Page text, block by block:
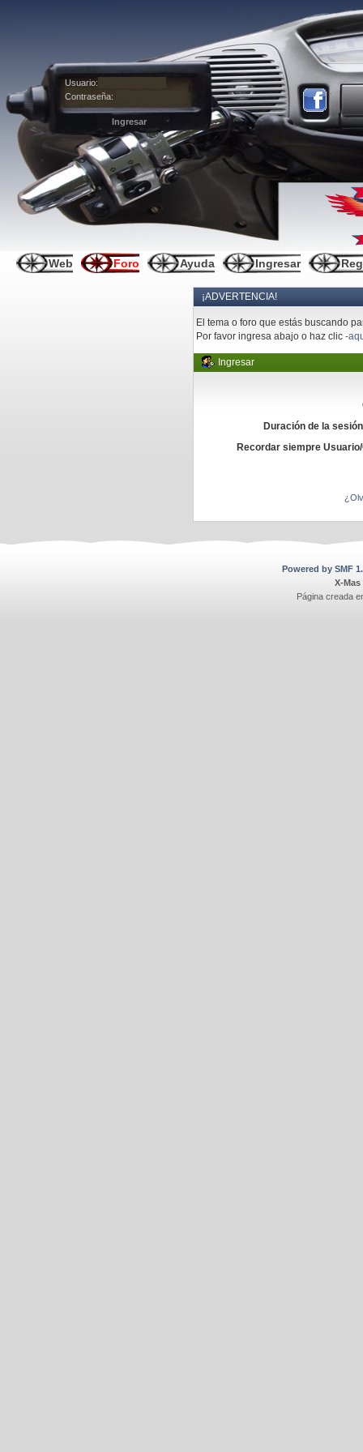
Usuario:
Contraseña:
Web Foro Ayuda Ingresar
¡ADVERTENCIA!
El tema o foro que estás buscando
Por favor ingresa abajo o haz clic-
Ingresar
Duración de la
Recordar siempre
Powered by SMF
X-Mas
Página creada